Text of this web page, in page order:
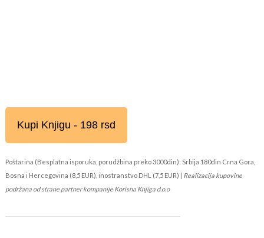
Kupi Knjigu - 198 rsd
Poštarina (Besplatna isporuka, porudžbina preko 3000din): Srbija 180din Crna Gora,
Bosna i Hercegovina (8,5 EUR), inostranstvo DHL (7,5 EUR) | Realizacija kupovine
podržana od strane partner kompanije Korisna Knjiga d.o.o